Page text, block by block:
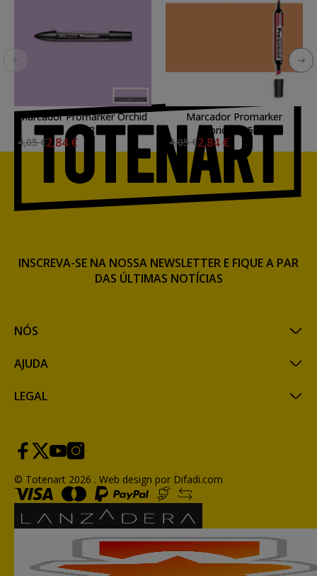
Marcador Promarker Orchid
V528
4,05 €2,84 €
Marcador Promarker
Apricot O538
4,05 €2,84 €
NÓS
AJUDA
LEGAL
INSCREVA-SE NA NOSSA NEWSLETTER E FIQUE A PAR
DAS ÚLTIMAS NOTÍCIAS
© Totenart 2026 . Web design por Difadi.com